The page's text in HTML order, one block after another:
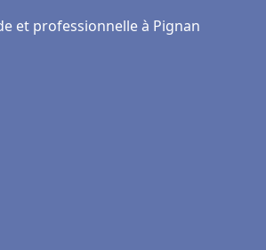
et professionnelle à Pignan